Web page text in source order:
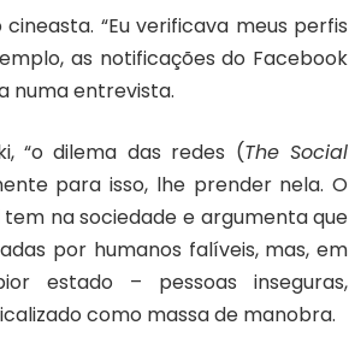
“Eu verificava meus perfis
as notificações do Facebook
numaentrevista.
“o dilema das redes (The Social
para isso, lhe prender nela. O
na sociedade e argumenta que
por humanos falíveis, mas, em
estado – pessoas inseguras,
como massa de manobra.